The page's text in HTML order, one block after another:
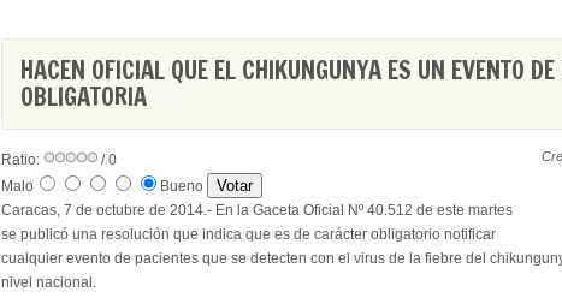
HACEN OFICIAL QUE EL CHIKUNGUNYA ES UN EVENTO
OBLIGATORIA
Ratio:
/ 0
Malo
Bueno
Caracas, 7 de octubre de 2014.- En la Gaceta Oficial Nº 40.512 de este martes
se publicó una resolución que indica que es de carácter obligatorio notificar
cualquier evento de pacientes que se detecten con el virus de la fiebre del
nivel nacional.